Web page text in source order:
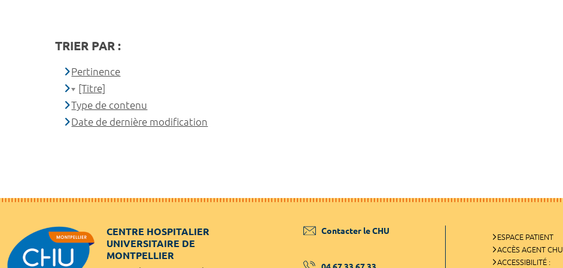
TRIER PAR :
Pertinence
[Titre]
Type de contenu
Date de dernière modification
CENTRE HOSPITALIER
UNIVERSITAIRE DE
MONTPELLIER
Contacter le CHU
ESPACE PATIENT
ACCÈS AGENT CHU
ACCESSIBILITÉ :